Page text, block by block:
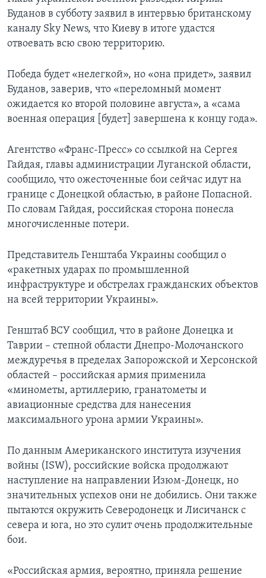
Буданов в субботу заявил в интервью британскому
каналу Sky News, что Киеву в итоге удастся
отвоевать всю свою территорию.
Победа будет «нелегкой», но «она придет», заявил
Буданов, заверив, что «переломный момент
ожидается ко второй половине августа», а «сама
военная операция [будет] завершена к концу года».
Агентство «Франс-Пресс» со ссылкой на Сергея
Гайдая, главы администрации Луганской области,
сообщило, что ожесточенные бои сейчас идут на
границе с Донецкой областью, в районе Попасной.
По словам Гайдая, российская сторона понесла
многочисленные потери.
Представитель Генштаба Украины сообщил о
«ракетных ударах по промышленной
инфраструктуре и обстрелах гражданских объектов
на всей территории Украины».
Генштаб ВСУ сообщил, что в районе Донецка и
Таврии – степной области Днепро-Молочанского
междуречья в пределах Запорожской и Херсонской
областей – российская армия применила
«минометы, артиллерию, гранатометы и
авиационные средства для нанесения
максимального урона армии Украины».
По данным Американского института изучения
войны (ISW), российские войска продолжают
наступление на направлении Изюм-Донецк, но
значительных успехов они не добились. Они также
пытаются окружить Северодонецк и Лисичанск с
севера и юга, но это сулит очень продолжительные
бои.
«Российская армия, вероятно, приняла решение